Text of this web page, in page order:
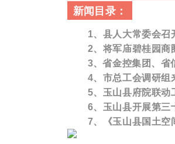
新闻目录：
1、县人大常委会召
2、将军庙碧桂园商
3、省金控集团、省
4、 市总工会调研组
5、 玉山县府院联动
6、 玉山县开展第三
7、《玉山县国土空